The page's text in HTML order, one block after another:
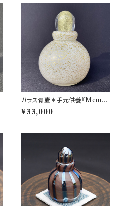
ガラス骨壷＊手元供養『Memor
ies 想いで』＊GOLD LEAFシ
リーズ(白＆金箔)
¥33,000